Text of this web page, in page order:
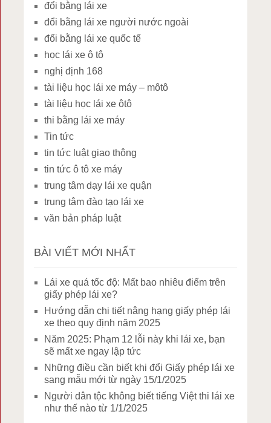
đổi bằng lái xe
đổi bằng lái xe người nước ngoài
đổi bằng lái xe quốc tế
học lái xe ô tô
nghị định 168
tài liệu học lái xe máy – môtô
tài liệu học lái xe ôtô
thi bằng lái xe máy
Tin tức
tin tức luật giao thông
tin tức ô tô xe máy
trung tâm dạy lái xe quận
trung tâm đào tạo lái xe
văn bản pháp luật
BÀI VIẾT MỚI NHẤT
Lái xe quá tốc độ: Mất bao nhiêu điểm trên
giấy phép lái xe?
Hướng dẫn chi tiết nâng hạng giấy phép lái
xe theo quy định năm 2025
Năm 2025: Phạm 12 lỗi này khi lái xe, bạn
sẽ mất xe ngay lập tức
Những điều cần biết khi đổi Giấy phép lái xe
sang mẫu mới từ ngày 15/1/2025
Người dân tộc không biết tiếng Việt thi lái xe
như thế nào từ 1/1/2025